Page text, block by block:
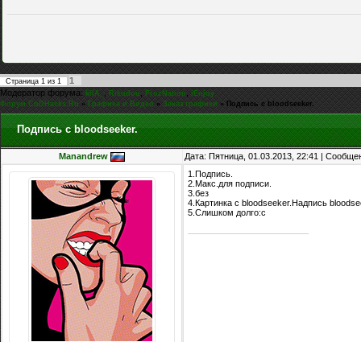
Страница 1 из 1
1
Модератор форума: kiIA_, Rikudou, FrozNation,iEnjoy
Форум CoDHacks.Ru » Графика и Видео » Заказ графики » Подпись с bloodseeker.
Подпись с bloodseeker.
Manandrew Дата: Пятница, 01.03.2013, 22:41 |
1.Подпись.
2.Макс.для подписи.
3.без
4.Картинка с bloodseeker.Надпись
5.Слишком долго:с